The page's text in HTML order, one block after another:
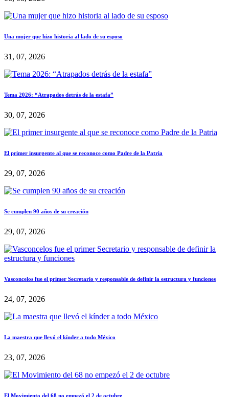
Una mujer que hizo historia al lado de su esposo
31, 07, 2026
Tema 2026: “Atrapados detrás de la estafa”
30, 07, 2026
El primer insurgente al que se reconoce como Padre de la Patria
29, 07, 2026
Se cumplen 90 años de su creación
29, 07, 2026
Vasconcelos fue el primer Secretario y responsable de definir la estructura y funciones
24, 07, 2026
La maestra que llevó el kínder a todo México
23, 07, 2026
El Movimiento del 68 no empezó el 2 de octubre